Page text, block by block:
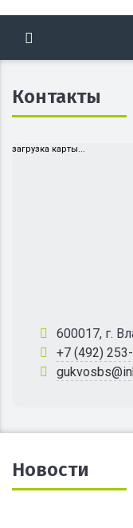
Контакты
загрузка карты...
600017, г.
+7 (492)
Новости